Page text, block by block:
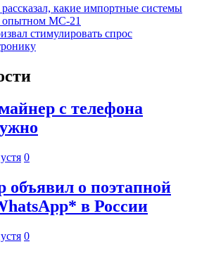
рассказал, какие импортные системы
опытном МС-21
стимулировать спрос
с телефона
0
объявил о поэтапной
в России
0